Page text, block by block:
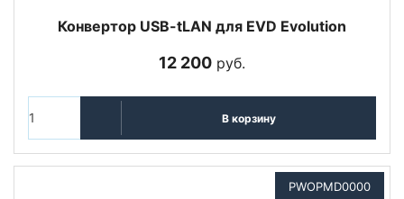
Конвертор USB-tLAN для EVD Evolution
12 200 руб.
В корзину
PWOPMD0000